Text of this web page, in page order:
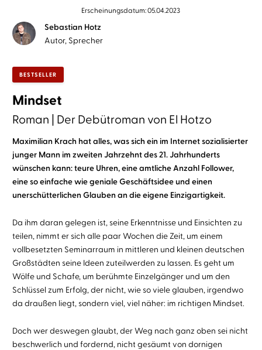
Erscheinungsdatum: 05.04.2023
Sebastian Hotz
Autor, Sprecher
BESTSELLER
Mindset
Roman | Der Debütroman von El Hotzo
Maximilian Krach hat alles, was sich ein im Internet sozialisierter
junger Mann im zweiten Jahrzehnt des 21. Jahrhunderts
wünschen kann: teure Uhren, eine amtliche Anzahl Follower,
eine so einfache wie geniale Geschäftsidee und einen
unerschütterlichen Glauben an die eigene Einzigartigkeit.
Da ihm daran gelegen ist, seine Erkenntnisse und Einsichten zu
teilen, nimmt er sich alle paar Wochen die Zeit, um einem
vollbesetzten Seminarraum in mittleren und kleinen deutschen
Großstädten seine Ideen zuteilwerden zu lassen. Es geht um
Wölfe und Schafe, um berühmte Einzelgänger und um den
Schlüssel zum Erfolg, der nicht, wie so viele glauben, irgendwo
da draußen liegt, sondern viel, viel näher: im richtigen Mindset.
Doch wer deswegen glaubt, der Weg nach ganz oben sei nicht
beschwerlich und fordernd, nicht gesäumt von dornigen